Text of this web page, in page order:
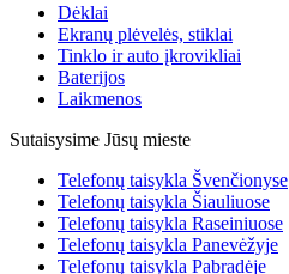
Dėklai
Ekranų plėvelės, stiklai
Tinklo ir auto įkrovikliai
Baterijos
Laikmenos
Sutaisysime Jūsų mieste
Telefonų taisykla Švenčionyse
Telefonų taisykla Šiauliuose
Telefonų taisykla Raseiniuose
Telefonų taisykla Panevėžyje
Telefonų taisykla Pabradėje